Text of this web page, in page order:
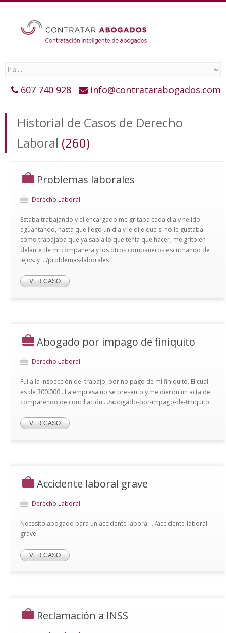
607 740 928 info@contratarabogados.com
Historial de Casos de Derecho
Laboral (260)
Problemas laborales
Derecho Laboral
Estaba trabajando y el encargado me gritaba cada día y he ido
aguantando, hasta que llego un día y le dije que si no le gustaba
como trabajaba que ya sabía lo que tenía que hacer, me grito en
delante de mi compañera y los otros compañeros escuchando de
lejos. y .../problemas-laborales
VER CASO
Abogado por impago de finiquito
Derecho Laboral
Fui a la inspección del trabajo, por no pago de mi finiquito. El cual
es de 300.000 . La empresa no se presento y me dieron un acta de
comparendo de conciliación .../abogado-por-impago-de-finiquito
VER CASO
Accidente laboral grave
Derecho Laboral
Necesito abogado para un accidente laboral .../accidente-laboral-
grave
VER CASO
Reclamación a INSS